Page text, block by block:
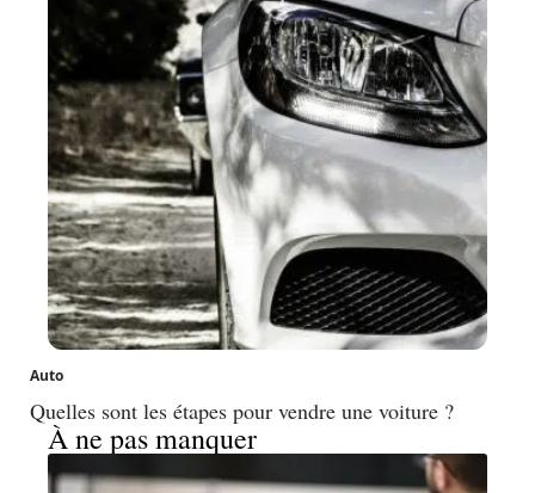
Auto
Quelles sont les étapes pour vendre une voiture ?
À ne pas manquer